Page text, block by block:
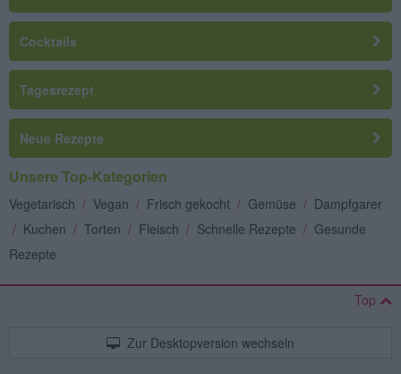
Cocktails
Tagesrezept
Neue Rezepte
Unsere Top-Kategorien
Vegetarisch / Vegan / Frisch gekocht / Gemüse / Dampfgarer
/ Kuchen / Torten / Fleisch / Schnelle Rezepte / Gesunde
Rezepte
Top
Zur Desktopversion wechseln